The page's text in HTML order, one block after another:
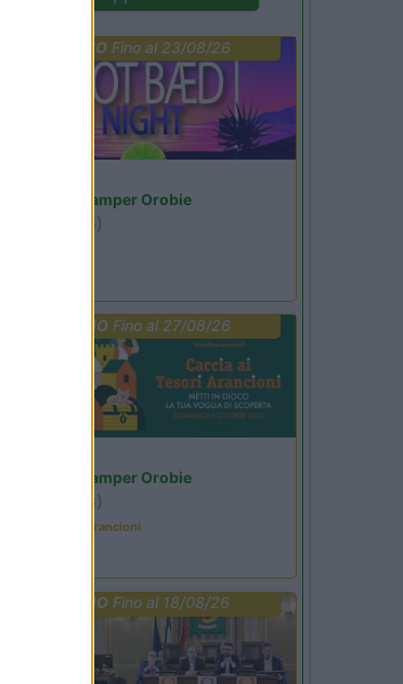
PROMO Fino al 23/08/26
Area Sosta Camper Orobie
(BG)
PROMOFino al 27/08/26
Area Sosta Camper Orobie
(BG)
Caccia ai tesori arancioni
PROMO Fino al 18/08/26